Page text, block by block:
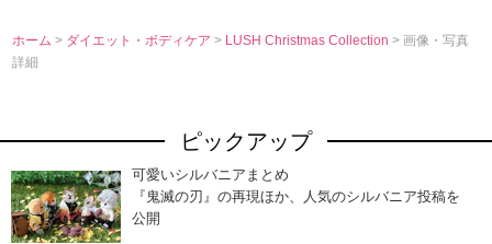
ホーム > ダイエット・ボディケア> LUSH Christmas Collection> 画像・写真
詳細
ピックアップ
可愛いシルバニアまとめ
『鬼滅の刃』の再現ほか、人気のシルバニア投稿を
公開